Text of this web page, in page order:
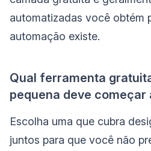
automatizadas você obtém
automação existe.
Qual ferramenta
pequena deve começar
Escolha uma que cubra
juntos para que você não